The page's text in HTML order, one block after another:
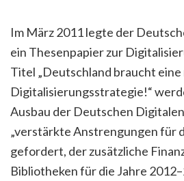
Im März 2011 legte der
ein Thesenpapier zur
Titel „Deutschland braucht eine
Digitalisierungsstrategie!“
Ausbau der Deutschen
„verstärkte Anstrengungen für
gefordert, der zusätzliche
Bibliotheken für die Jahre